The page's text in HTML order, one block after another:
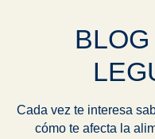
Cada vez te interesa
cómo te afecta la